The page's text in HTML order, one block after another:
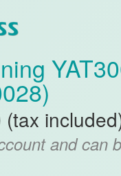
and can